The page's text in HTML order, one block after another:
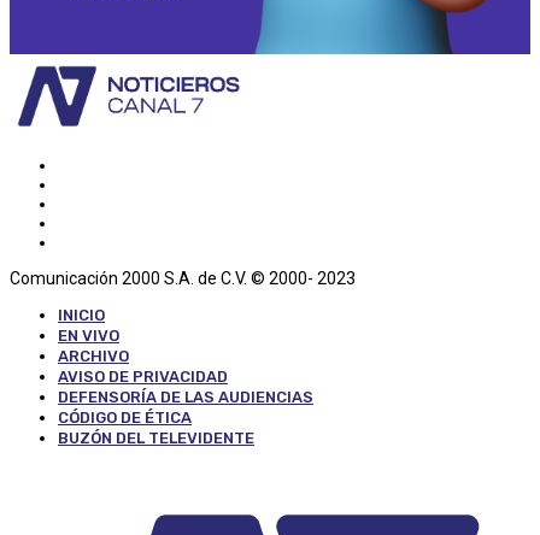
Comunicación 2000 S.A. de C.V. © 2000- 2023
INICIO
EN VIVO
ARCHIVO
AVISO DE PRIVACIDAD
DEFENSORÍA DE LAS AUDIENCIAS
CÓDIGO DE ÉTICA
BUZÓN DEL TELEVIDENTE